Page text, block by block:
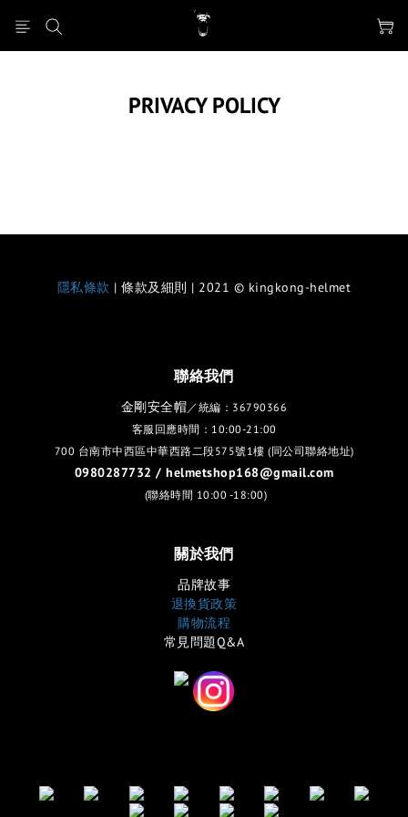
PRIVACY POLICY
隱私條款 | 條款及細則 | 2021 © kingkong-helmet
聯絡我們
金剛安全帽／統編：36790366
客服回應時間：10:00-21:00
700 台南市中西區中華西路二段575號1樓 (同公司聯絡地址)
0980287732 / helmetshop168@gmail.com
(聯絡時間 10:00 -18:00)
關於我們
品牌故事
退換貨政策
購物流程
常見問題Q&A